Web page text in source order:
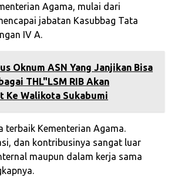
Agama, mulai dari
jabatan Kasubbag Tata
IV A.
Oknum ASN Yang Janjikan Bisa
THL"LSM RIB Akan
Ke Walikota Sukabumi
terbaik Kementerian Agama.
dan kontribusinya sangat luar
maupun dalam kerja sama